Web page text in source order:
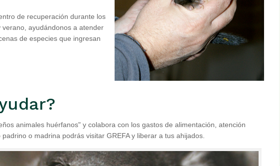
de recuperación durante los
ayudándonos a atender
de especies que ingresan
animales huérfanos" y colabora con los gastos de alimentación, atención
o madrina podrás visitar GREFA y liberar a tus ahijados.